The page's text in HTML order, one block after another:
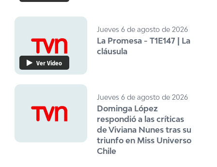
Ver Video
Jueves 6 de agosto de 2026
La Promesa - T1E147 | La
cláusula
Jueves 6 de agosto de 2026
Dominga López
respondió a las críticas
de Viviana Nunes tras su
triunfo en Miss Universo
Chile